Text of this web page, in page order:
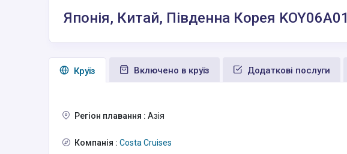
Японія, Китай, Південна Корея KOY06A01
Круїз Включено в круїз Додаткові послуги
Регіон плавання : Азія
Компанія : Costa Cruises